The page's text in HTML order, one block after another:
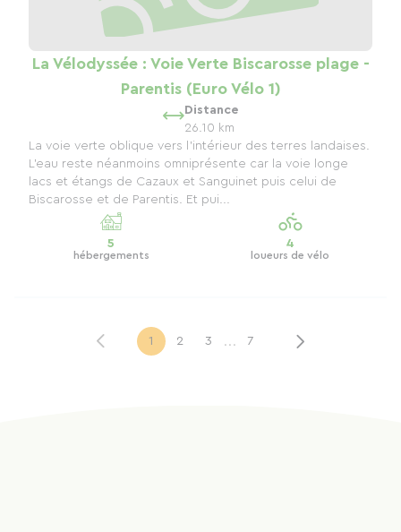
La Vélodyssée : Voie Verte Biscarosse plage -
Parentis (Euro Vélo 1)
Distance
26.10 km
La voie verte oblique vers l'intérieur des terres landaises.
L'eau reste néanmoins omniprésente car la voie longe
lacs et étangs de Cazaux et Sanguinet puis celui de
Biscarosse et de Parentis. Et pui...
5
hébergements
4
loueurs de vélo
1 2 3 ... 7